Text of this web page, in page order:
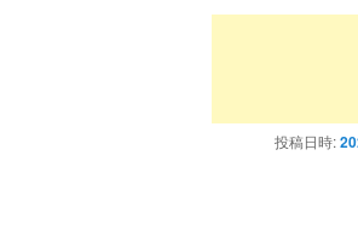
投稿日時: